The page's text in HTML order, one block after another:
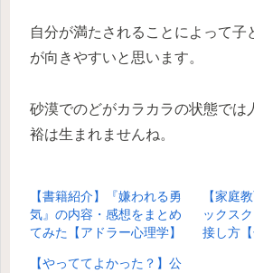
自分が満たされることによって子
が向きやすいと思います。
砂漠でのどがカラカラの状態では
裕は生まれませんね。
【書籍紹介】『嫌われる勇
気』の内容・感想をまとめ
てみた【アドラー心理学】
【家庭
ックス
接し方【
【やっててよかった？】公